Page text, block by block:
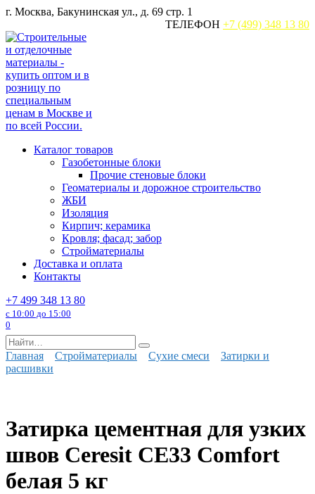
Перейти
содержанию
г. Москва, Бакунинская ул., д. 69 стр. 1
ТЕЛЕФОН +7 (499) 348 13 80
Каталог товаров
Газобетонные блоки
Прочие стеновые блоки
Геоматериалы и дорожное строительство
ЖБИ
Изоляция
Кирпич; керамика
Кровля; фасад; забор
Стройматериалы
Доставка и оплата
Контакты
+7 499 348 13 80
с 10:00 до 15:00
0
Search
for:
Главная Стройматериалы Сухие смеси
Затирки и
расшивки
Затирка цементная для узких
швов Ceresit СЕ33 Comfort
белая 5 кг